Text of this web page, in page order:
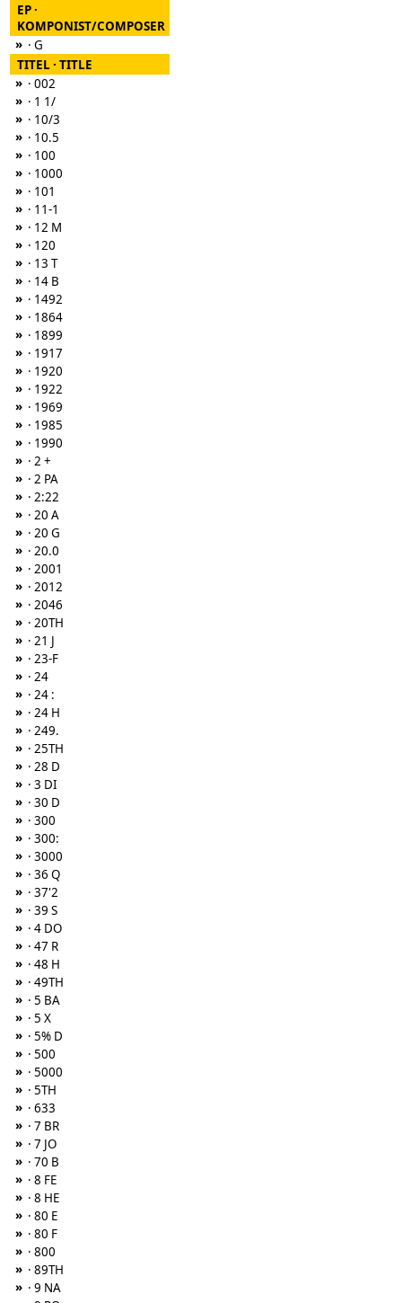
EP ·
KOMPONIST/COMPOSER
» · G
TITEL · TITLE
» · 002
» · 1 1/
» · 10/3
» · 10.5
» · 100
» · 1000
» · 101
» · 11-1
» · 12 M
» · 120
» · 13 T
» · 14 B
» · 1492
» · 1864
» · 1899
» · 1917
» · 1920
» · 1922
» · 1969
» · 1985
» · 1990
» · 2 +
» · 2 PA
» · 2:22
» · 20 A
» · 20 G
» · 20.0
» · 2001
» · 2012
» · 2046
» · 20TH
» · 21 J
» · 23-F
» · 24
» · 24 :
» · 24 H
» · 249.
» · 25TH
» · 28 D
» · 3 DI
» · 30 D
» · 300
» · 300:
» · 3000
» · 36 Q
» · 37'2
» · 39 S
» · 4 DO
» · 47 R
» · 48 H
» · 49TH
» · 5 BA
» · 5 X
» · 5% D
» · 500
» · 5000
» · 5TH
» · 633
» · 7 BR
» · 7 JO
» · 70 B
» · 8 FE
» · 8 HE
» · 80 E
» · 80 F
» · 800
» · 89TH
» · 9 NA